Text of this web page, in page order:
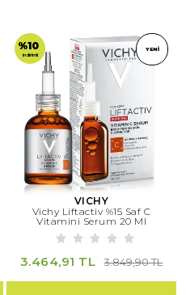
%10
indirimli
YENI
VICHY
Vichy Liftactiv %15 Saf C
Vitamini Serum 20 Ml
3.464,91 TL 3.849,90 TL